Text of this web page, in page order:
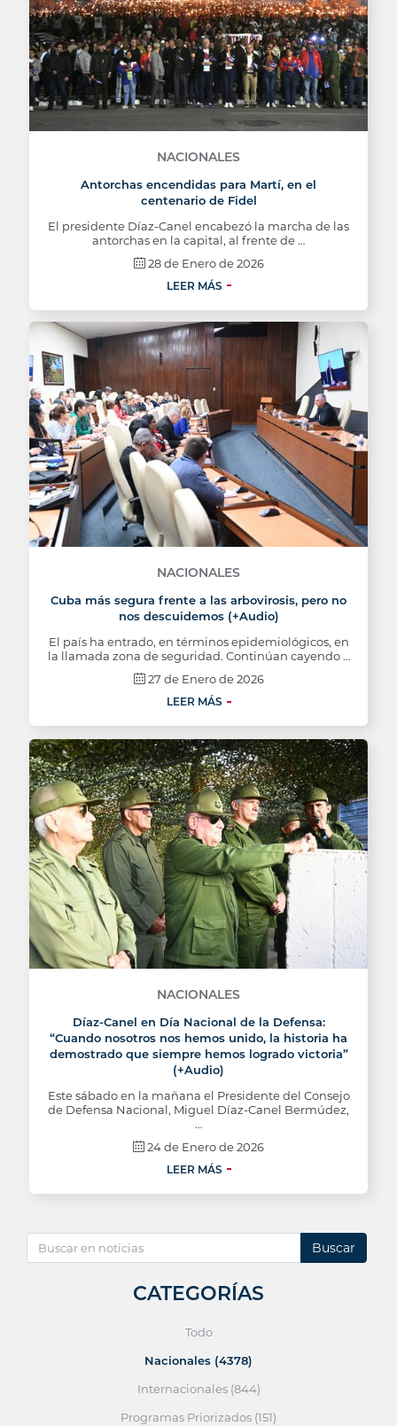
NACIONALES
Antorchas encendidas para Martí, en el
centenario de Fidel
El presidente Díaz-Canel encabezó la marcha de las
antorchas en la capital, al frente de …
28 de Enero de 2026
LEER MÁS
NACIONALES
Cuba más segura frente a las arbovirosis, pero no
nos descuidemos (+Audio)
El país ha entrado, en términos epidemiológicos, en
la llamada zona de seguridad. Continúan cayendo …
27 de Enero de 2026
LEER MÁS
NACIONALES
Díaz-Canel en Día Nacional de la Defensa:
“Cuando nosotros nos hemos unido, la historia ha
demostrado que siempre hemos logrado victoria”
(+Audio)
Este sábado en la mañana el Presidente del Consejo
de Defensa Nacional, Miguel Díaz-Canel Bermúdez,
…
24 de Enero de 2026
LEER MÁS
Buscar
CATEGORÍAS
Todo
Nacionales (4378)
Internacionales (844)
Programas Priorizados (151)